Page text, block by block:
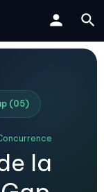
(05)
la